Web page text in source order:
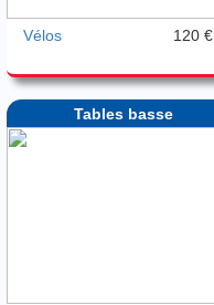
Vélos 120 €
Tables basse